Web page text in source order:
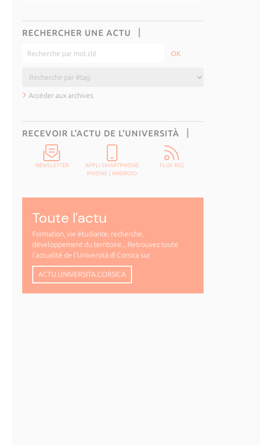
RECHERCHER UNE ACTU
Accéder aux archives
RECEVOIR L'ACTU DE L'UNIVERSITÀ
NEWSLETTER
APPLI SMARTPHONE
IPHONE |ANDROID
FLUX RSS
Toute l'actu
Formation, vie étudiante, recherche,
développement du territoire... Retrouvez toute
l'actualité de l'Università di Corsica sur
ACTU.UNIVERSITA.CORSICA